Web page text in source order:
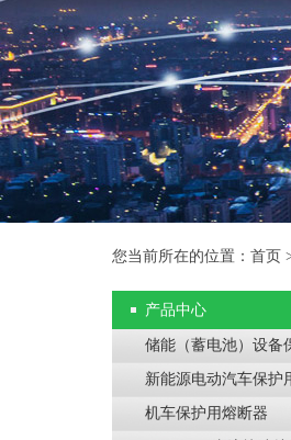
您当前所在的位置：首页
产品中心
储能（蓄电池）设备
新能源电动汽车保护
机车保护用熔断器